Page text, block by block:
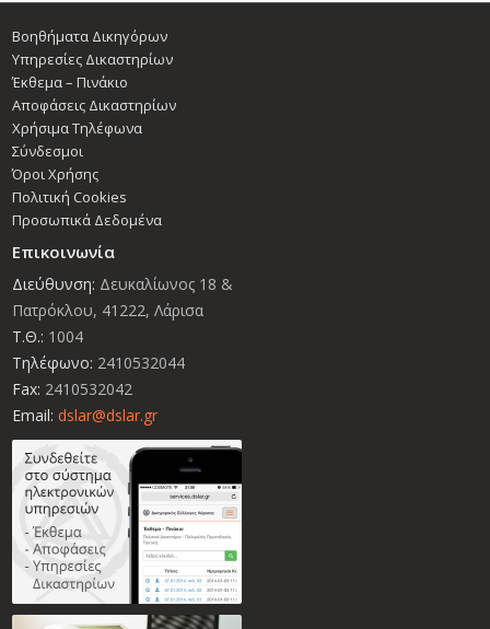
Βοηθήματα Δικηγόρων
Υπηρεσίες Δικαστηρίων
Έκθεμα – Πινάκιο
Αποφάσεις Δικαστηρίων
Χρήσιμα Τηλέφωνα
Σύνδεσμοι
Όροι Χρήσης
Πολιτική Cookies
Προσωπικά Δεδομένα
Επικοινωνία
Διεύθυνση: Δευκαλίωνος 18 &
Πατρόκλου, 41222, Λάρισα
Τ.Θ.: 1004
Τηλέφωνο: 2410532044
Fax: 2410532042
Email: dslar@dslar.gr